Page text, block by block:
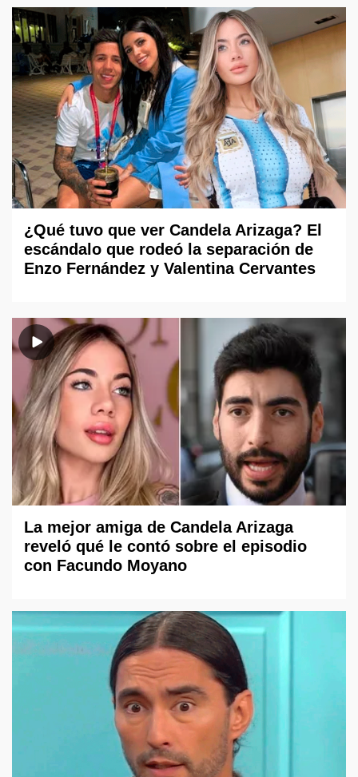
¿Qué tuvo que ver Candela Arizaga? El
escándalo que rodeó la separación de
Enzo Fernández y Valentina Cervantes
La mejor amiga de Candela Arizaga
reveló qué le contó sobre el episodio
con Facundo Moyano